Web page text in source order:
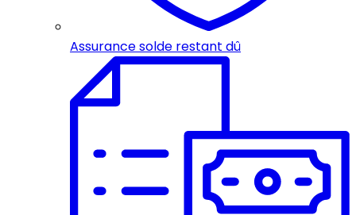
Assurance solde restant dû